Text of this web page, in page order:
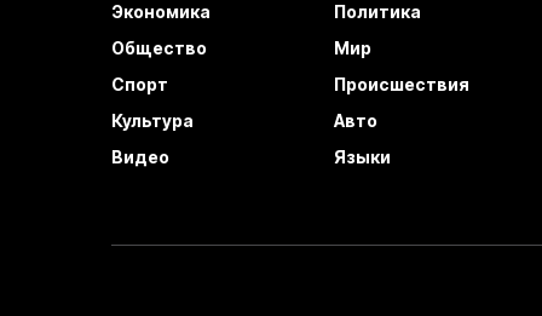
Экономика
Политика
Общество
Мир
Спорт
Происшествия
Культура
Авто
Видео
Языки